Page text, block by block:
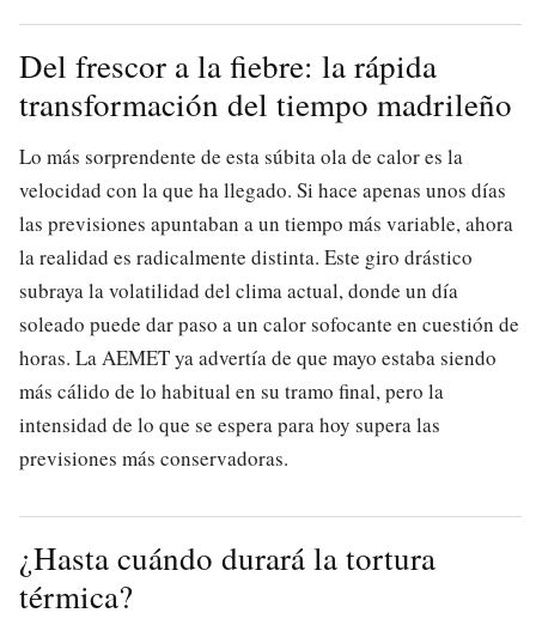
Del frescor a la fiebre: la rápida
transformación del tiempo madrileño
Lo más sorprendente de esta súbita ola de calor es la
velocidad con la que ha llegado. Si hace apenas unos días
las previsiones apuntaban a un tiempo más variable, ahora
la realidad es radicalmente distinta. Este giro drástico
subraya la volatilidad del clima actual, donde un día
soleado puede dar paso a un calor sofocante en cuestión de
horas. La AEMET ya advertía de que mayo estaba siendo
más cálido de lo habitual en su tramo final, pero la
intensidad de lo que se espera para hoy supera las
previsiones más conservadoras.
¿Hasta cuándo durará la tortura
térmica?